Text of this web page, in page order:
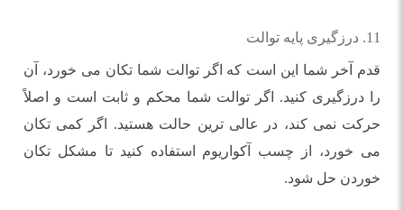
11. درزگیری پایه توالت
قدم آخر شما این است که اگر توالت شما تکان می خورد، آن
را درزگیری کنید. اگر توالت شما محکم و ثابت است و اصلاً
حرکت نمی کند، در عالی ترین حالت هستید. اگر کمی تکان
می خورد، از چسب آکواریوم استفاده کنید تا مشکل تکان
خوردن حل شود.